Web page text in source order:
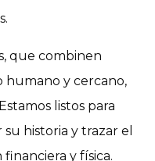
que combinen
humano y cercano,
listos para
historia y trazar el
y física.